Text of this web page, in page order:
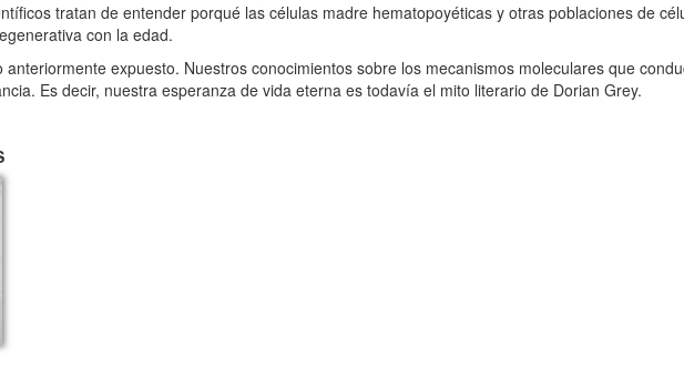
tratan de entender porqué las células madre hematopoyéticas y otras poblaciones de
con la edad.
expuesto. Nuestros conocimientos sobre los mecanismos moleculares que
Es decir, nuestra esperanza de vida eterna es todavía el mito literario de Dorian Grey.